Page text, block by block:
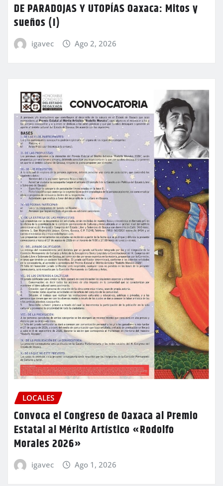
DE PARADOJAS Y UTOPÍAS Oaxaca: Mitos y
sueños (I)
igavec Ago 2, 2026
LOCALES
Convoca el Congreso de Oaxaca al Premio
Estatal al Mérito Artístico «Rodolfo
Morales 2026»
igavec Ago 1, 2026